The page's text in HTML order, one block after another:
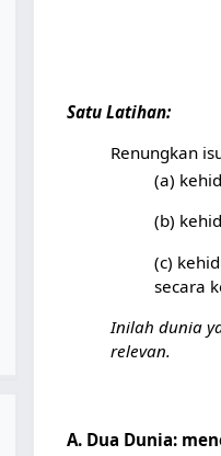
Satu Latihan:
Renungkan
(a)
(b)
(c)
secara
Inilah dunia
relevan.
A. Dua Dunia: